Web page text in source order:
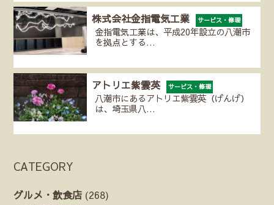
株式会社金指電気工業 サービス・修理
金指電気工業は、平成20年設立の八潮市
を拠点とする…
アトリエ紫雲英 サービス・修理
八潮市にあるアトリエ紫雲英（げんげ）
は、埼玉県八…
CATEGORY
グルメ・飲食店 (268)